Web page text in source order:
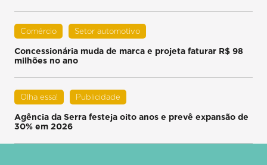
Comércio Setor automotivo
Concessionária muda de marca e projeta faturar R$ 98
milhões no ano
Olha essa! Publicidade
Agência da Serra festeja oito anos e prevê expansão de
30% em 2026